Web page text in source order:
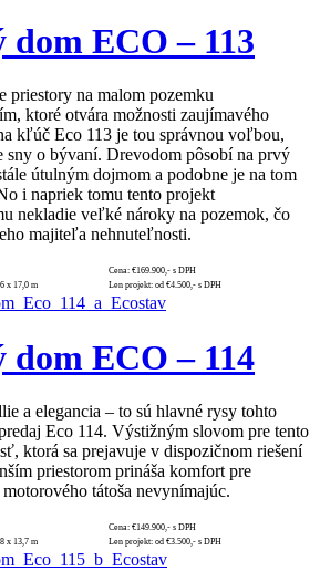
ECO – 113
priestory na malom pozemku
ktoré otvára možnosti zaujímavého
kľúč Eco 113 je tou správnou voľbou,
sny o bývaní. Drevodom pôsobí na prvý
útulným dojmom a podobne je na tom
i napriek tomu tento projekt
nekladie veľké nároky na pozemok, čo
majiteľa nehnuteľnosti.
Cena: €169.900,- s DPH
x 17,0 m Len projekt: od €4.500,- s DPH
ECO – 114
a elegancia – to sú hlavné rysy tohto
Eco 114. Výstižným slovom pre tento
ktorá sa prejavuje v dispozičnom riešení
priestorom prináša komfort pre
tátoša nevynímajúc.
Cena: €149.900,- s DPH
x 13,7 m Len projekt: od €3.500,- s DPH